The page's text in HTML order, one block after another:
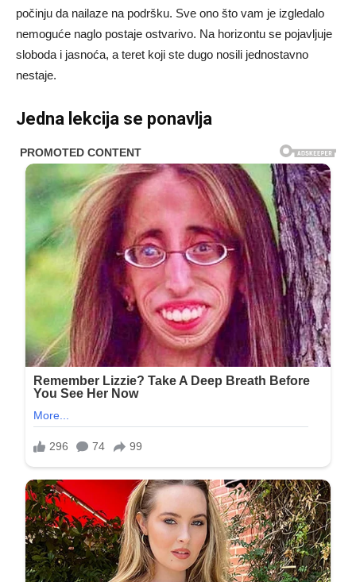
počinju da nailaze na podršku. Sve ono što vam je izgledalo
nemoguće naglo postaje ostvarivo. Na horizontu se pojavljuje
sloboda i jasnoća, a teret koji ste dugo nosili jednostavno
nestaje.
Jedna lekcija se ponavlja